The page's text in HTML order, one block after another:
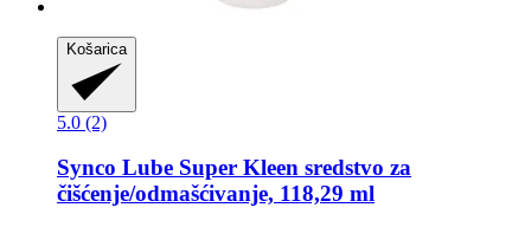
Košarica
5.0 (2)
Synco Lube Super Kleen sredstvo za
čišćenje/odmašćivanje, 118,29 ml